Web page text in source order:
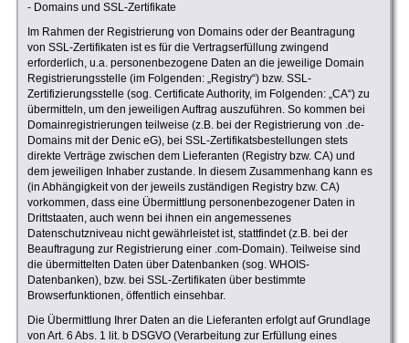
- Domains und SSL-Zertifikate
Im Rahmen der Registrierung von Domains oder der Beantragung
von SSL-Zertifikaten ist es für die Vertragserfüllung zwingend
erforderlich, u.a. personenbezogene Daten an die jeweilige Domain
Registrierungsstelle (im Folgenden: „Registry“) bzw. SSL-
Zertifizierungsstelle (sog. Certificate Authority, im Folgenden: „CA“) zu
übermitteln, um den jeweiligen Auftrag auszuführen. So kommen bei
Domainregistrierungen teilweise (z.B. bei der Registrierung von .de-
Domains mit der Denic eG), bei SSL-Zertifikatsbestellungen stets
direkte Verträge zwischen dem Lieferanten (Registry bzw. CA) und
dem jeweiligen Inhaber zustande. In diesem Zusammenhang kann es
(in Abhängigkeit von der jeweils zuständigen Registry bzw. CA)
vorkommen, dass eine Übermittlung personenbezogener Daten in
Drittstaaten, auch wenn bei ihnen ein angemessenes
Datenschutzniveau nicht gewährleistet ist, stattfindet (z.B. bei der
Beauftragung zur Registrierung einer .com-Domain). Teilweise sind
die übermittelten Daten über Datenbanken (sog. WHOIS-
Datenbanken), bzw. bei SSL-Zertifikaten über bestimmte
Browserfunktionen, öffentlich einsehbar.
Die Übermittlung Ihrer Daten an die Lieferanten erfolgt auf Grundlage
von Art. 6 Abs. 1 lit. b DSGVO (Verarbeitung zur Erfüllung eines